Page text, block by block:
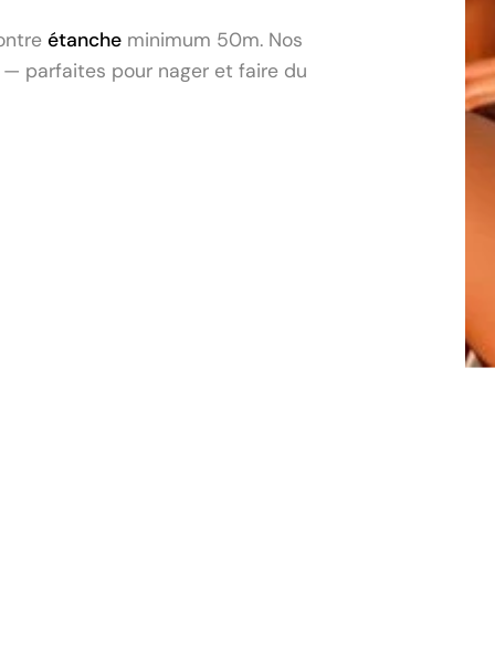
étanche minimum 50m. Nos
parfaites pour nager et faire du